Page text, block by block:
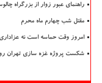
راهنمای عبور زوار از بزرگراه
مقتل شب چهارم ماه محرم
امروز وقت حماسه است نه عزاداری
شکست پروژه غزه سازی تهران